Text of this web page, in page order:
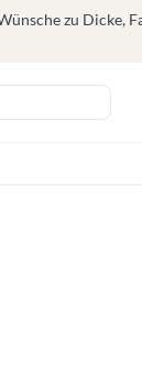
zu Dicke,